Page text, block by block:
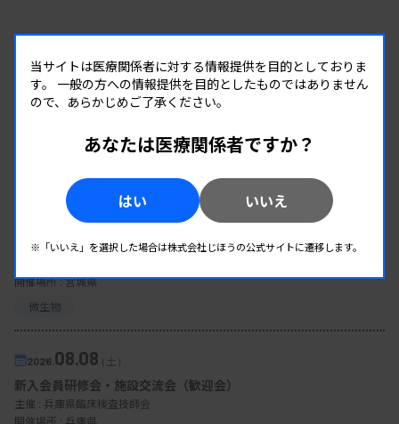
EVENT
イベント情報
08.08（土）
宮臨技微生物部門研修会
開催場所 : 宮城県
微生物
2026. 08.08（土）
新入会員研修会・施設交流会（歓迎会）
主催 : 兵庫県臨床検査技師会
当サイトは医療関係者に対する情報提供を目的としておりま
す。 一般の方への情報提供を目的としたものではありません
ので、あらかじめご了承ください。
あなたは医療関係者ですか？
はい いいえ
※「いいえ」を選択した場合は株式会社じほうの公式サイトに遷移します。